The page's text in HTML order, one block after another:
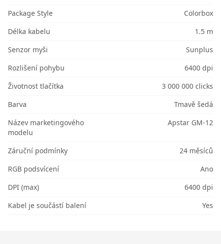
Package Style
Colorbox
Délka kabelu
1.5 m
Senzor myši
Sunplus
Rozlišení pohybu
6400 dpi
Životnost tlačítka
3 000 000 clicks
Barva
Tmavě šedá
Název marketingového
modelu
Apstar GM-12
Záruční podmínky
24 měsíců
RGB podsvícení
Ano
DPI (max)
6400 dpi
Kabel je součástí balení
Yes